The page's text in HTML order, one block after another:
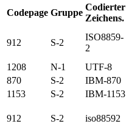
Codepage Gruppe
Codierter
Zeichens.
912 S-2
ISO8859-
2
1208 N-1 UTF-8
870
S-2 IBM-870
1153
S-2 IBM-1153
912 S-2 iso88592